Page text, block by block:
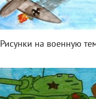
Рисунки на военную